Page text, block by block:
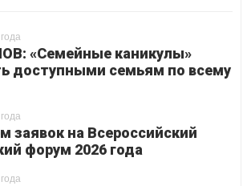
«Семейные каникулы»
доступными семьям по всему
заявок на Всероссийский
форум 2026 года